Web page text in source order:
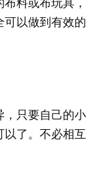
可以做到有效的
只要自己的小
以了。不必相互